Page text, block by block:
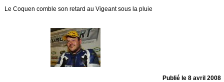
Le Coquen comble son retard au Vigeant sous la pluie
Publié le 8 avril 2008